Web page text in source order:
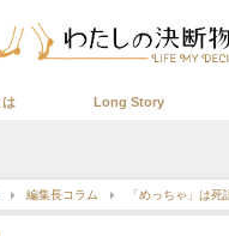
は Long Story
編集長コラム 「めっちゃ」は死